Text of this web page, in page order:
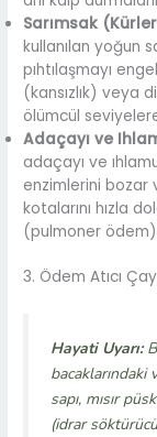
Sarımsak
kullanılan yoğun
pıhtılaşmayı
(kansızlık) veya
ölümcül
Adaçayı ve
adaçayı ve
enzimlerini bozar
kotalarını hızla
(pulmoner
3. Ödem Atıcı
Hayati Uyarı:
bacaklarındaki
sapı, mısır
(idrar